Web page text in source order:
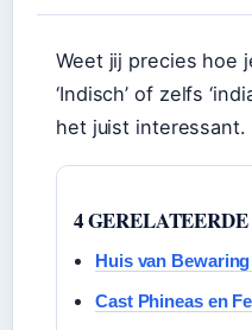
Weet jij precies hoe
‘Indisch’ of zelfs
het juist interessant.
4
Huis van
Cast Phineas en